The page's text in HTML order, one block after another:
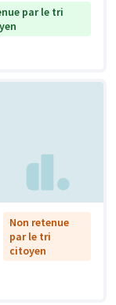
par le tri
Non retenue
par le tri
citoyen